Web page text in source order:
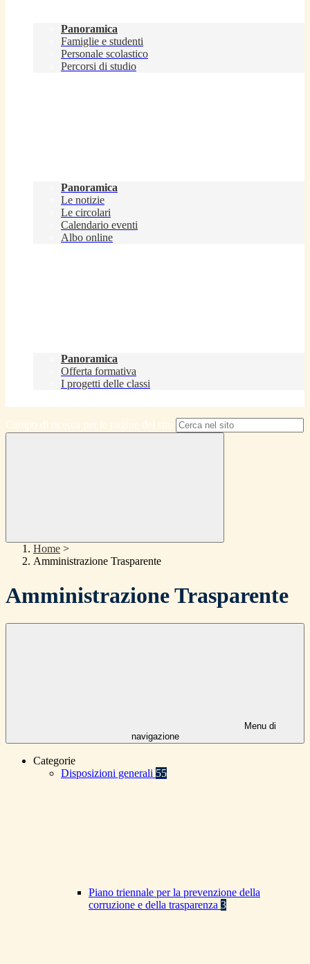
Panoramica
Famiglie e studenti
Personale scolastico
Percorsi di studio
Panoramica
Le notizie
Le circolari
Calendario eventi
Albo online
Panoramica
Offerta formativa
I progetti delle classi
Campo di ricerca per le pagine del sito
Home >
Amministrazione Trasparente
Amministrazione Trasparente
Menu di
navigazione
Categorie
Disposizioni generali 55
Piano triennale per la prevenzione della
corruzione e della trasparenza 3